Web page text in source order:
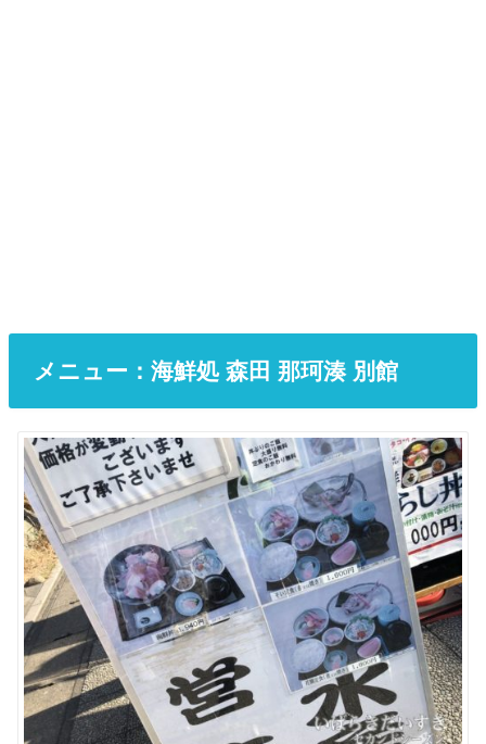
メニュー：海鮮処 森田 那珂湊 別館